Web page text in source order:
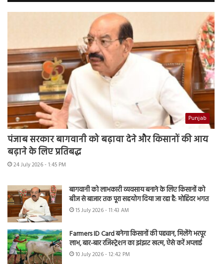
Punjab
पंजाब सरकार बागवानी को बढ़ावा देने और किसानों की आय
बढ़ाने के लिए प्रतिबद्ध
24 July 2026 - 1:45 PM
बागवानी को लाभकारी व्यवसाय बनाने के लिए किसानों को
बीज से बाजार तक पूरा सहयोग दिया जा रहा है: मोहिंदर भगत
15 July 2026 - 11:43 AM
Farmers ID Card बनेगा किसानों की पहचान, मिलेंगे भरपूर
लाभ, बार-बार रजिस्ट्रेशन का झंझट खत्म, ऐसे करें अप्लाई
10 July 2026 - 12:42 PM